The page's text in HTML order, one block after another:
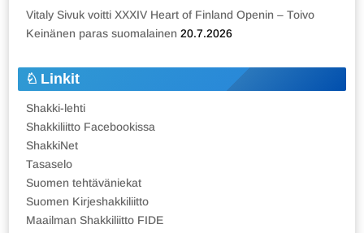
Vitaly Sivuk voitti XXXIV Heart of Finland Openin – Toivo
Keinänen paras suomalainen 20.7.2026
Linkit
Shakki-lehti
Shakkiliitto Facebookissa
ShakkiNet
Tasaselo
Suomen tehtäväniekat
Suomen Kirjeshakkiliitto
Maailman Shakkiliitto FIDE